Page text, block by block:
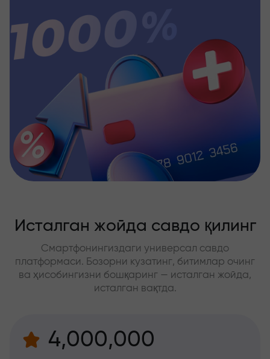
Исталган жойда савдо қилинг
Смартфонингиздаги универсал савдо
платформаси. Бозорни кузатинг, битимлар очинг
ва ҳисобингизни бошқаринг — исталган жойда,
исталган вақтда.
4,000,000